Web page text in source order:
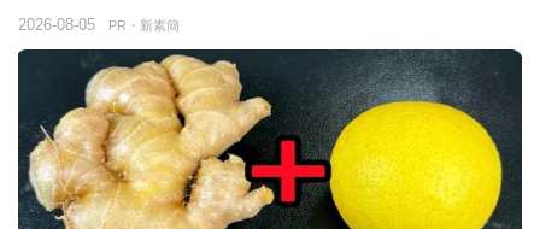
PR・新素簡
2026-08-05